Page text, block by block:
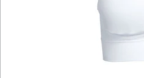
Nicht nur in Sachen
der BH durchaus sehen
und dem Dekolleté ist er
umsäumt, sodass es
wenn unter dem Oberteil -